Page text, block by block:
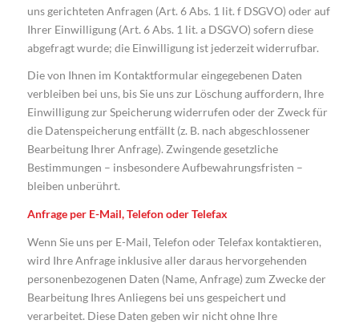
uns gerichteten Anfragen (Art. 6 Abs. 1 lit. f DSGVO) oder auf
Ihrer Einwilligung (Art. 6 Abs. 1 lit. a DSGVO) sofern diese
abgefragt wurde; die Einwilligung ist jederzeit widerrufbar.
Die von Ihnen im Kontaktformular eingegebenen Daten
verbleiben bei uns, bis Sie uns zur Löschung auffordern, Ihre
Einwilligung zur Speicherung widerrufen oder der Zweck für
die Datenspeicherung entfällt (z. B. nach abgeschlossener
Bearbeitung Ihrer Anfrage). Zwingende gesetzliche
Bestimmungen – insbesondere Aufbewahrungsfristen –
bleiben unberührt.
Anfrage per E-Mail, Telefon oder Telefax
Wenn Sie uns per E-Mail, Telefon oder Telefax kontaktieren,
wird Ihre Anfrage inklusive aller daraus hervorgehenden
personenbezogenen Daten (Name, Anfrage) zum Zwecke der
Bearbeitung Ihres Anliegens bei uns gespeichert und
verarbeitet. Diese Daten geben wir nicht ohne Ihre